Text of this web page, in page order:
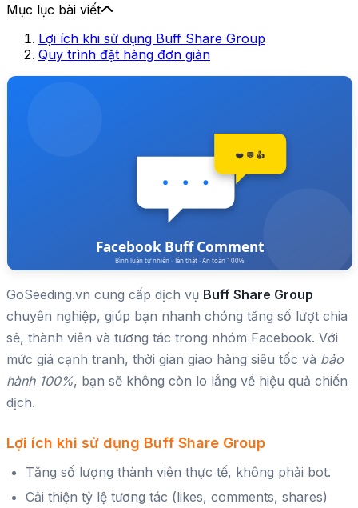
Mục lục bài viết
Lợi ích khi sử dụng Buff Share Group
Quy trình đặt hàng đơn giản
GoSeeding.vn cung cấp dịch vụ Buff Share Group
chuyên nghiệp, giúp bạn nhanh chóng tăng số lượt chia
sẻ, thành viên và tương tác trong nhóm Facebook. Với
mức giá cạnh tranh, thời gian giao hàng siêu tốc và bảo
hành 100%, bạn sẽ không còn lo lắng về hiệu quả chiến
dịch.
Lợi ích khi sử dụng Buff Share Group
Tăng số lượng thành viên thực tế, không phải bot.
Cải thiện tỷ lệ tương tác (likes, comments, shares)